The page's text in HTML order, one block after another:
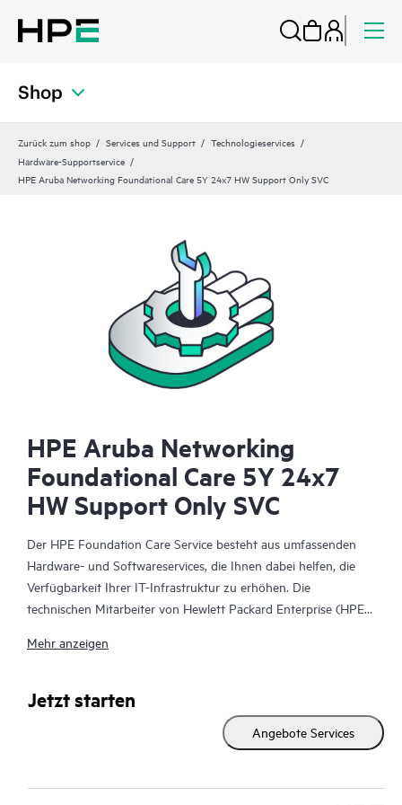
Shop
Zurück zum shop Services und Support
Technologieservices
Hardware-Supportservice
HPE Aruba Networking Foundational Care 5Y 24x7 HW Support Only SVC
HPE Aruba Networking
Foundational Care 5Y 24x7
HW Support Only SVC
Der HPE Foundation Care Service besteht aus umfassenden
Hardware- und Softwareservices, die Ihnen dabei helfen, die
Verfügbarkeit Ihrer IT-Infrastruktur zu erhöhen. Die
technischen Mitarbeiter von Hewlett Packard Enterprise (HPE)
Behebung von Hardware- und Softwareproblemen zu
ausgewählter anderer Anbieter auftreten.
Für Hardwareprodukte, die durch HPE Foundation Care
Mehr anzeigen
Jetzt starten
Angebote Services